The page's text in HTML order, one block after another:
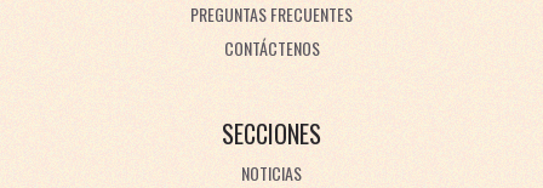
PREGUNTAS FRECUENTES
CONTÁCTENOS
SECCIONES
NOTICIAS